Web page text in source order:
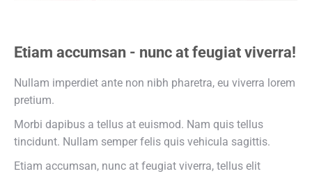
Etiam accumsan - nunc at feugiat viverra!
Nullam imperdiet ante non nibh pharetra, eu viverra lorem
pretium.
Morbi dapibus a tellus at euismod. Nam quis tellus
tincidunt. Nullam semper felis quis vehicula sagittis.
Etiam accumsan, nunc at feugiat viverra, tellus elit